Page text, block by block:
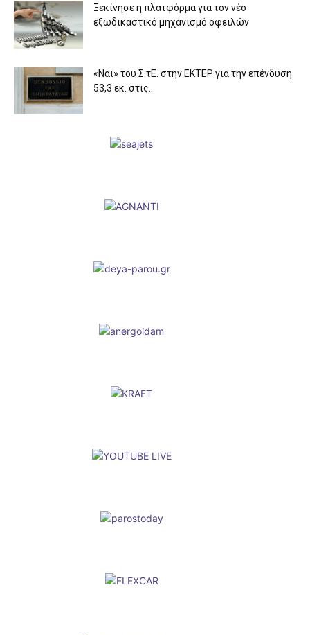
Ξεκίνησε η πλατφόρμα για τον νέο
εξωδικαστικό μηχανισμό οφειλών
«Ναι» του Σ.τΕ. στην ΕΚΤΕΡ για την επένδυση
53,3 εκ. στις...